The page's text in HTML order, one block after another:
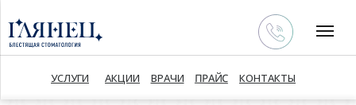
УСЛУГИ АКЦИИ ВРАЧИ КОНТАКТЫ
ПРАЙС